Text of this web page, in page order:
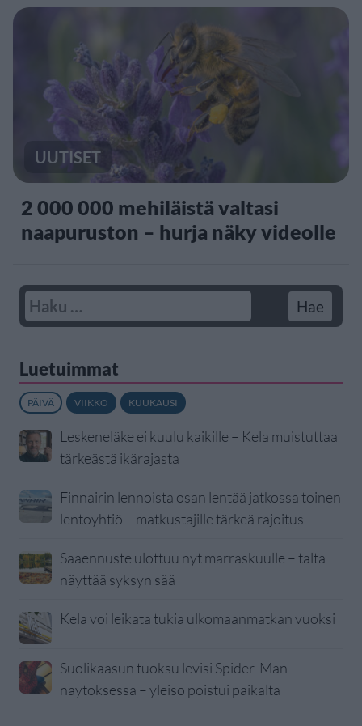
UUTISET
2 000 000 mehiläistä valtasi
naapuruston – hurja näky videolle
Luetuimmat
PÄIVÄ VIIKKO KUUKAUSI
Leskeneläke ei kuulu kaikille – Kela muistuttaa
tärkeästä ikärajasta
Finnairin lennoista osan lentää jatkossa toinen
lentoyhtiö – matkustajille tärkeä rajoitus
Sääennuste ulottuu nyt marraskuulle – tältä
näyttää syksyn sää
Kela voi leikata tukia ulkomaanmatkan vuoksi
Suolikaasun tuoksu levisi Spider-Man -
näytöksessä – yleisö poistui paikalta